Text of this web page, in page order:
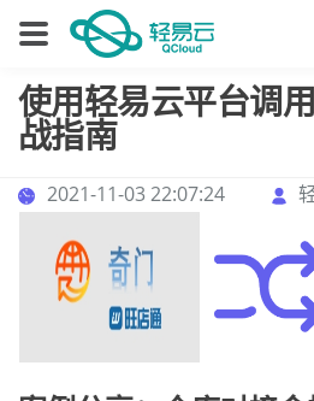
使用轻易云平台调
战指南
2021-11-03 22:07:24